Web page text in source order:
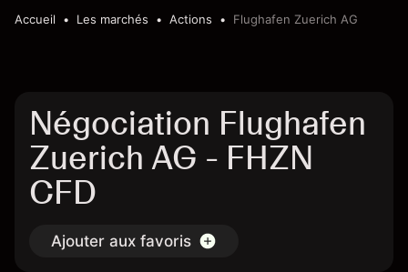
Accueil Les marchés Actions Flughafen Zuerich AG
Négociation Flughafen
Zuerich AG - FHZN
CFD
Ajouter aux favoris